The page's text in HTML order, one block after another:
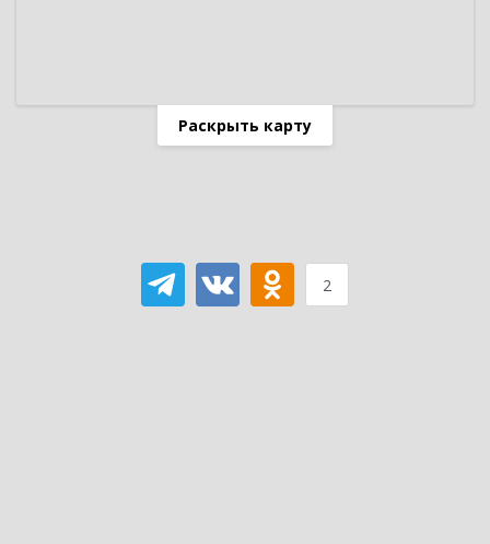
Раскрыть карту
2